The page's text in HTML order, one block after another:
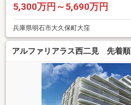
5,300万円～5,690万円
兵庫県明石市大久保町大窪
アルファリアラス西二見 先着順